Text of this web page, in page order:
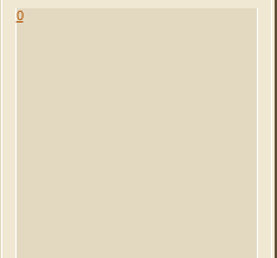
0